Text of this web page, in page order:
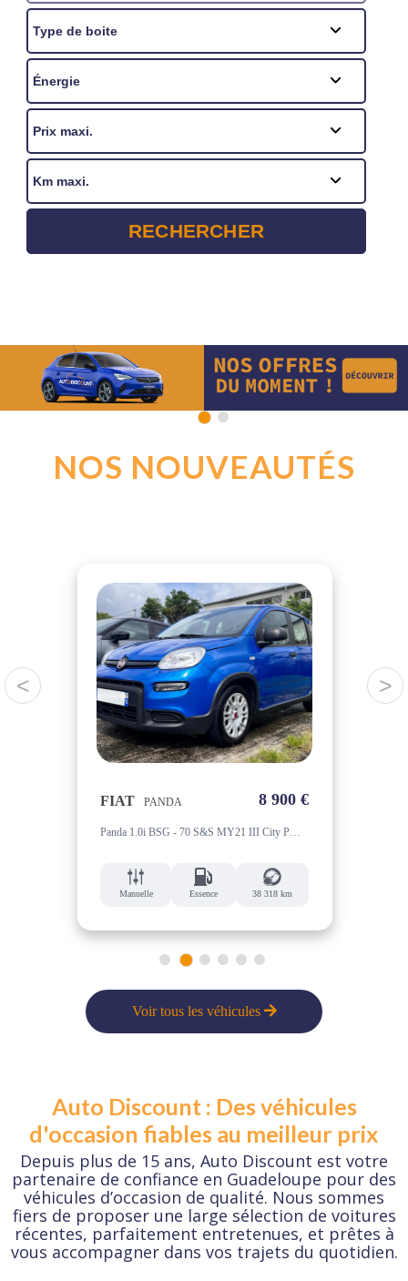
RECHERCHER
1
NOS NOUVEAUTÉS
<
FIAT PANDA 8 900 €
Manuelle Essence 38 318 km
>
1 2 3 4 5 6
Voir tous les véhicules
Auto Discount : Des véhicules
d'occasion fiables au meilleur prix
Depuis plus de 15 ans, Auto Discount est votre
partenaire de confiance en Guadeloupe pour des
véhicules d’occasion de qualité. Nous sommes
fiers de proposer une large sélection de voitures
récentes, parfaitement entretenues, et prêtes à
vous accompagner dans vos trajets du quotidien.